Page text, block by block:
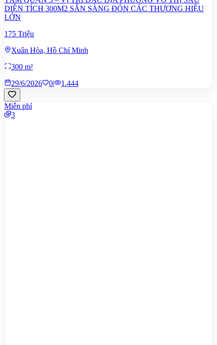
DIỆN TÍCH 300M2 SẴN SÀNG ĐÓN CÁC THƯƠNG HIỆU
LỚN
175 Triệu
Xuân Hòa, Hồ Chí Minh
300 m²
29/6/2026
0| 1.444
Miễn phí
3